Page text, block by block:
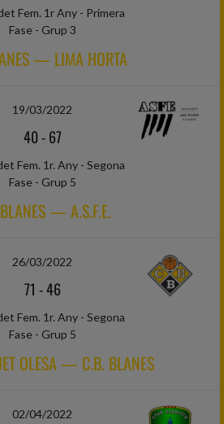
Fem. 1r Any - Primera
Fase - Grup 3
— LIMA HORTA
19/03/2022
40-67
Fem. 1r. Any - Segona
Fase - Grup 5
— A.S.F.E.
26/03/2022
71 -46
Fem. 1r. Any - Segona
Fase - Grup 5
OLESA — C.B. BLANES
02/04/2022